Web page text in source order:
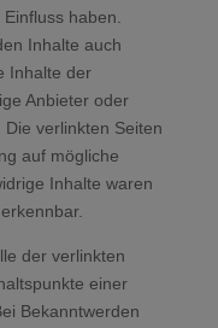
haben.
Inhalte auch
Inhalte der
Anbieter oder
verlinkten Seiten
auf mögliche
Inhalte waren
der verlinkten
einer
Bekanntwerden